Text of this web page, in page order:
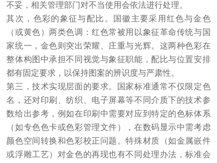
不妥，相关管理部门对不当使用会依法进行处理。
其次，色彩的象征与配比。国徽主要采用红色与金色
（或黄色）两类色调：红色常被用以象征革命传统与国
家统一，金色则突出荣耀、庄重与光辉。这两种色彩在
整体构图中承担不同视觉与象征职能，配比与位置安排
都有固定要求，以保持图案的辨识度与严肃性。
第三，技术实现层面的要求。国家标准通常不仅限定色
名，还对印刷、纺织、电子屏幕等不同介质下的技术参
数给出参考，例如在印刷中需要对应到特定的色标体系
（如专色色卡或色彩管理文件），在数码显示中需考虑
颜色空间转换和色彩校正问题。特殊材质（如金属嵌件
或浮雕工艺）对金色的再现也有不同处理办法，标准会